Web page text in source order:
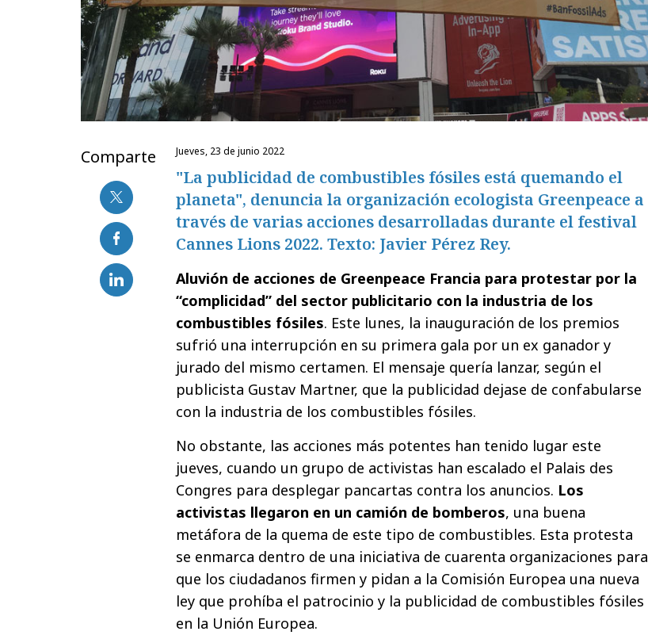
Comparte jueves, 23 de junio 2022
"La publicidad de combustibles fósiles está quemando el
planeta", denuncia la organización ecologista Greenpeace a
través de varias acciones desarrolladas durante el festival
Cannes Lions 2022. Texto: Javier Pérez Rey.
Aluvión de acciones de Greenpeace Francia para protestar por la
“complicidad” del sector publicitario con la industria de los
combustibles fósiles. Este lunes, la inauguración de los premios
sufrió una interrupción en su primera gala por un ex ganador y
jurado del mismo certamen. El mensaje quería lanzar, según el
publicista Gustav Martner, que la publicidad dejase de confabularse
con la industria de los combustibles fósiles.
No obstante, las acciones más potentes han tenido lugar este
jueves, cuando un grupo de activistas han escalado el Palais des
Congres para desplegar pancartas contra los anuncios. Los
activistas llegaron en un camión de bomberos, una buena
metáfora de la quema de este tipo de combustibles. Esta protesta
se enmarca dentro de una iniciativa de cuarenta organizaciones para
que los ciudadanos firmen y pidan a la Comisión Europea una nueva
ley que prohíba el patrocinio y la publicidad de combustibles fósiles
en la Unión Europea.